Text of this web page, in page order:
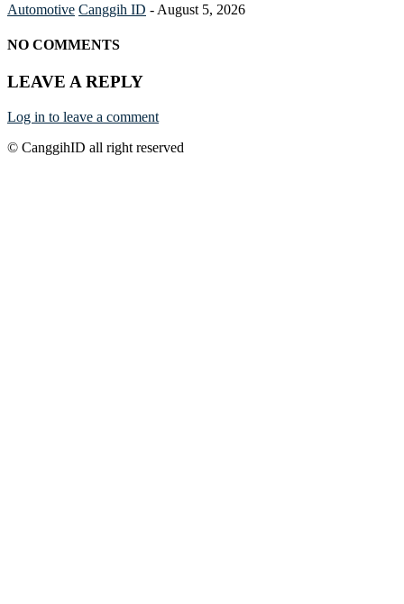
Automotive Canggih ID - August 5, 2026
NO COMMENTS
LEAVE A REPLY
Log in to leave a comment
© CanggihID all right reserved